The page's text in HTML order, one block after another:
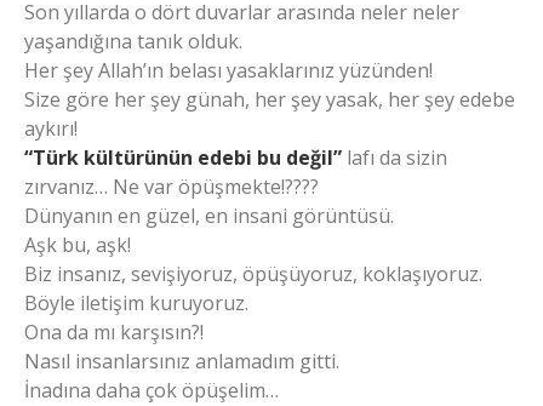
Son yıllarda o dört duvarlar arasında neler neler
yaşandığına tanık olduk.
Her şey Allah’ın belası yasaklarınız yüzünden!
Size göre her şey günah, her şey yasak, her şey edebe
aykırı!
“Türk kültürünün edebi bu değil” lafı da sizin
zırvanız… Ne var öpüşmekte!????
Dünyanın en güzel, en insani görüntüsü.
Aşk bu, aşk!
Biz insanız, sevişiyoruz, öpüşüyoruz, koklaşıyoruz.
Böyle iletişim kuruyoruz.
Ona da mı karşısın?!
Nasıl insanlarsınız anlamadım gitti.
İnadına daha çok öpüşelim…